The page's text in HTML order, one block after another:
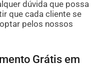
dúvida que possa
que cada cliente se
pelos nossos
Grátis em